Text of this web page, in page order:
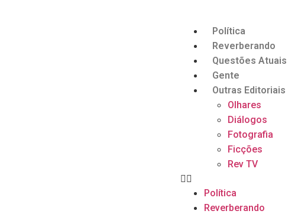
Política
Reverberando
Questões Atuais
Gente
Outras Editoriais
Olhares
Diálogos
Fotografia
Ficções
Rev TV
Política
Reverberando